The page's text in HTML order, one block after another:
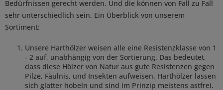
Bedürfnissen gerecht werden. Und die können von Fall zu Fall
sehr unterschiedlich sein. Ein Überblick von unserem
Sortiment:
Unsere Harthölzer weisen alle eine Resistenzklasse von 1
- 2 auf, unabhängig von der Sortierung. Das bedeutet,
dass diese Hölzer von Natur aus gute Resistenzen gegen
Pilze, Fäulnis, und Insekten aufweisen. Harthölzer lassen
sich glatter hobeln und sind im Prinzip meistens astfrei.